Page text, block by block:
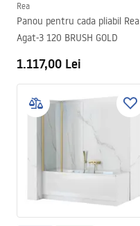
Rea
Panou pentru cada pliabil Rea
Agat-3 120 BRUSH GOLD
1.117,00 Lei